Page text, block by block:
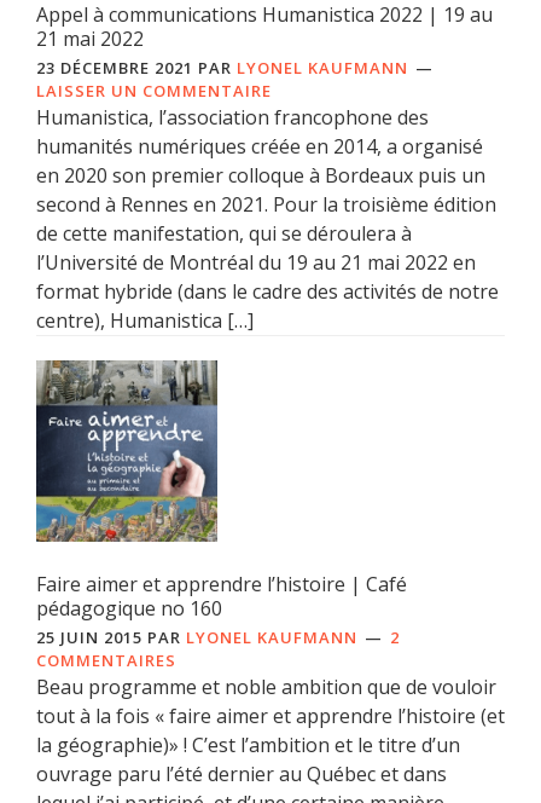
Appel à communications Humanistica 2022 | 19 au
21 mai 2022
23 DÉCEMBRE 2021 PAR LYONEL KAUFMANN
LAISSER UN COMMENTAIRE
Humanistica, l’association francophone des
humanités numériques créée en 2014, a organisé
en 2020 son premier colloque à Bordeaux puis un
second à Rennes en 2021. Pour la troisième édition
de cette manifestation, qui se déroulera à
l’Université de Montréal du 19 au 21 mai 2022 en
format hybride (dans le cadre des activités de notre
centre), Humanistica […]
Faire aimer et apprendre l’histoire | Café
pédagogique no 160
25 JUIN 2015 PAR LYONEL KAUFMANN
2
COMMENTAIRES
Beau programme et noble ambition que de vouloir
tout à la fois « faire aimer et apprendre l’histoire (et
la géographie)» ! C’est l’ambition et le titre d’un
ouvrage paru l’été dernier au Québec et dans